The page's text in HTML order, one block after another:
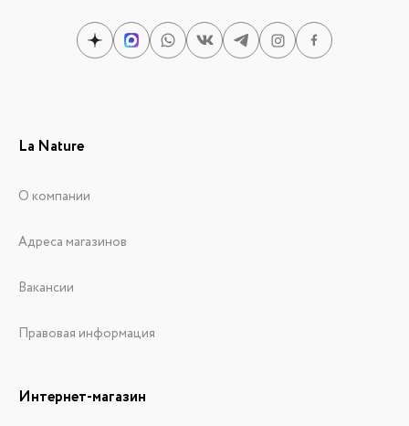
La Nature
О компании
Адреса магазинов
Вакансии
Правовая информация
Интернет-магазин